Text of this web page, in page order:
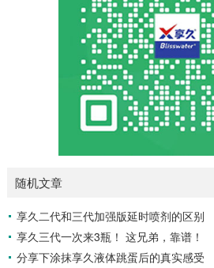
随机文章
享久二代和三代加强版延时喷剂的区别
享久三代一次来3瓶！ 这兄弟，靠谱！
分享下涂抹享久液体跳蛋后的真实感受